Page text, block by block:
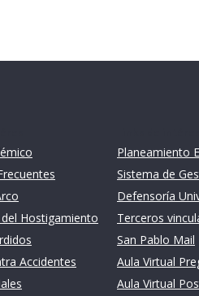
Hostigamiento
Accidentes
Planeamiento
Sistema de
Defensoría
Terceros
San Pablo Mail
Aula Virtual
Aula Virtual